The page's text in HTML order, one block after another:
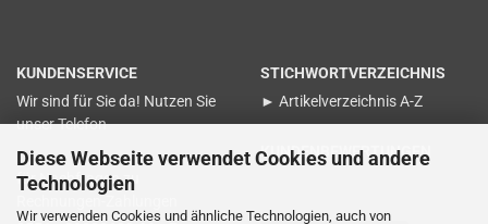
Diese Webseite verwendet Cookies und andere
Technologien
Wir verwenden Cookies und ähnliche Technologien, auch von
KUNDENSERVICE
Wir sind für Sie da! Nutzen Sie
unser Telefon
für Nachfragen zu
STICHWORTVERZEICHNIS
► Artikelverzeichnis A-Z
KUNDENBEWERTUNGEN